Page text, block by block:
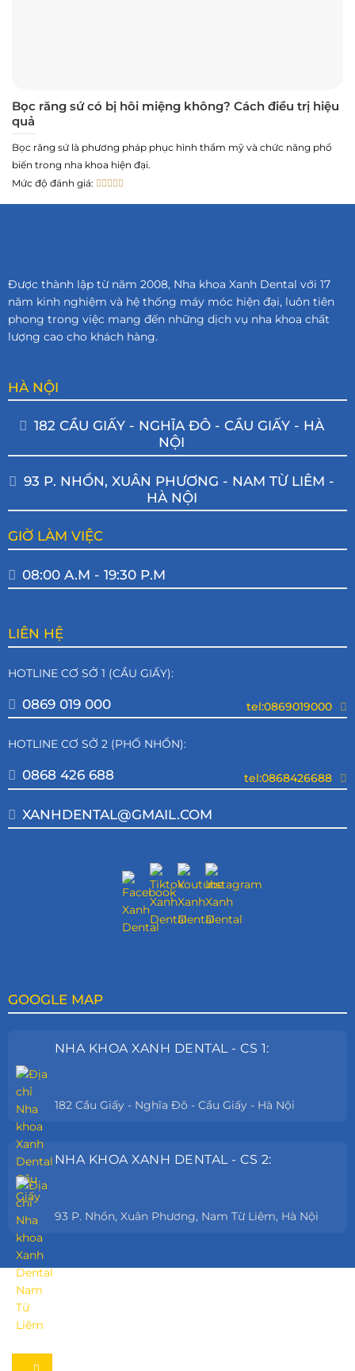
Bọc răng sứ có bị hôi miệng không? Cách điều trị hiệu
quả
Bọc răng sứ là phương pháp phục hình thẩm mỹ và chức năng phổ
biến trong nha khoa hiện đại.
Mức độ đánh giá:
Được thành lập từ năm 2008, Nha khoa Xanh Dental với 17
năm kinh nghiệm và hệ thống máy móc hiện đại, luôn tiên
phong trong việc mang đến những dịch vụ nha khoa chất
lượng cao cho khách hàng.
HÀ NỘI
182 CẦU GIẤY - NGHĨA ĐÔ - CẦU GIẤY - HÀ
NỘI
93 P. NHỔN, XUÂN PHƯƠNG - NAM TỪ LIÊM -
HÀ NỘI
GIỜ LÀM VIỆC
08:00 A.M - 19:30 P.M
LIÊN HỆ
HOTLINE CƠ SỞ 1 (CẦU GIẤY):
0869 019 000 tel:0869019000
HOTLINE CƠ SỞ 2 (PHỐ NHỔN):
0868 426 688 tel:0868426688
XANHDENTAL@GMAIL.COM
GOOGLE MAP
NHA KHOA XANH DENTAL - CS 1:
182 Cầu Giấy - Nghĩa Đô - Cầu Giấy - Hà Nội
NHA KHOA XANH DENTAL - CS 2:
93 P. Nhổn, Xuân Phương, Nam Từ Liêm, Hà Nội